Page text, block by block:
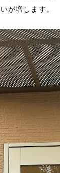
が増します。